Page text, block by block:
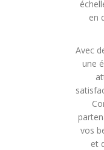
en
Avec
une
vos
et